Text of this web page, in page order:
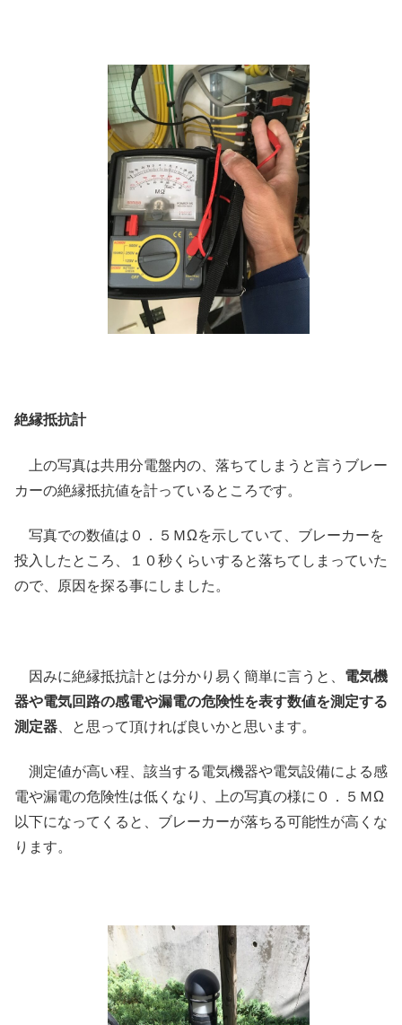
絶縁抵抗計
上の写真は共用分電盤内の、落ちてしまうと言うブレー
カーの絶縁抵抗値を計っているところです。
写真での数値は０．５ＭΩを示していて、ブレーカーを
投入したところ、１０秒くらいすると落ちてしまっていた
ので、原因を探る事にしました。
因みに絶縁抵抗計とは分かり易く簡単に言うと、 電気機
器や電気回路の感電や漏電の危険性を表す数値を測定する
測定器 、と思って頂ければ良いかと思います。
測定値が高い程、該当する電気機器や電気設備による感
電や漏電の危険性は低くなり、上の写真の様に０．５ＭΩ
以下になってくると、ブレーカーが落ちる可能性が高くな
ります。